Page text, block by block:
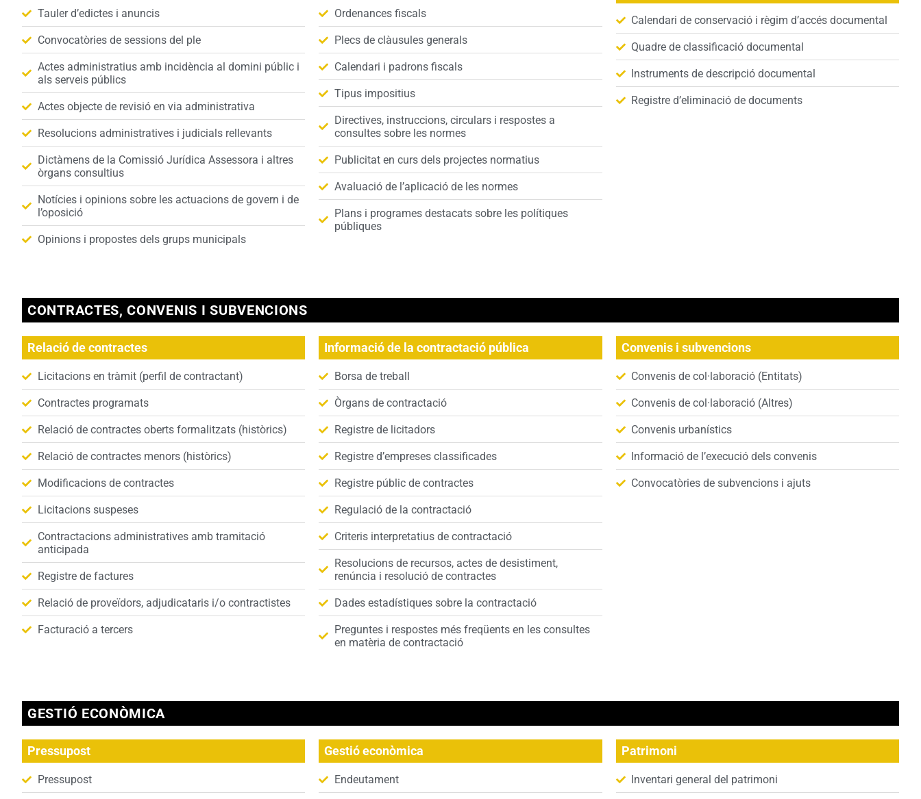
Tauler d’edictes i anuncis
Convocatòries de sessions del ple
Actes administratius amb incidència al domini públic i
als serveis públics
Actes objecte de revisió en via administrativa
Resolucions administratives i judicials rellevants
Dictàmens de la Comissió Jurídica Assessora i altres
òrgans consultius
Notícies i opinions sobre les actuacions de govern i de
l’oposició
Opinions i propostes dels grups municipals
Ordenances fiscals
Plecs de clàusules generals
Calendari i padrons fiscals
Tipus impositius
Directives, instruccions, circulars i respostes a
consultes sobre les normes
Publicitat en curs dels projectes normatius
Avaluació de l’aplicació de les normes
Plans i programes destacats sobre les polítiques
públiques
Calendari de conservació i règim d’accés documental
Quadre de classificació documental
Instruments de descripció documental
Registre d’eliminació de documents
CONTRACTES, CONVENIS I SUBVENCIONS
Relació de contractes
Licitacions en tràmit (perfil de contractant)
Contractes programats
Relació de contractes oberts formalitzats (històrics)
Relació de contractes menors (històrics)
Modificacions de contractes
Licitacions suspeses
Contractacions administratives amb tramitació
anticipada
Registre de factures
Relació de proveïdors, adjudicataris i/o contractistes
Facturació a tercers
Informació de la contractació pública
Borsa de treball
Òrgans de contractació
Registre de licitadors
Registre d’empreses classificades
Registre públic de contractes
Regulació de la contractació
Criteris interpretatius de contractació
Resolucions de recursos, actes de desistiment,
renúncia i resolució de contractes
Dades estadístiques sobre la contractació
Preguntes i respostes més freqüents en les consultes
en matèria de contractació
Convenis i subvencions
Convenis de col·laboració (Entitats)
Convenis de col·laboració (Altres)
Convenis urbanístics
Informació de l’execució dels convenis
Convocatòries de subvencions i ajuts
GESTIÓ ECONÒMICA
Pressupost
Pressupost
Gestió econòmica
Endeutament
Patrimoni
Inventari general del patrimoni